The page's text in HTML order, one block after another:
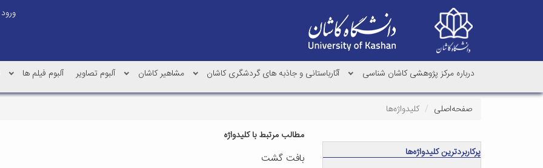
ورود
درباره مرکز پژوهشی کاشان شناسی آثارباستانی و جاذبه های گردشگری کاشان مشاهیر کاشان آلبوم تصاویر آلبوم فیلم ها
صفحه‌اصلی
کلیدواژه‌ها
مطالب مرتبط با کلیدواژه
بافت گشت
پرکاربردترین کلیدواژه‌ها